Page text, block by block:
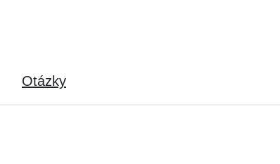
Otázky